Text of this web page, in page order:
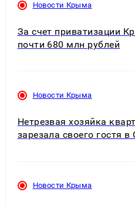
Новости Крыма
За счет приватизации
почти 680 млн рублей
Новости Крыма
Нетрезвая хозяйка
зарезала своего гостя
Новости Крыма